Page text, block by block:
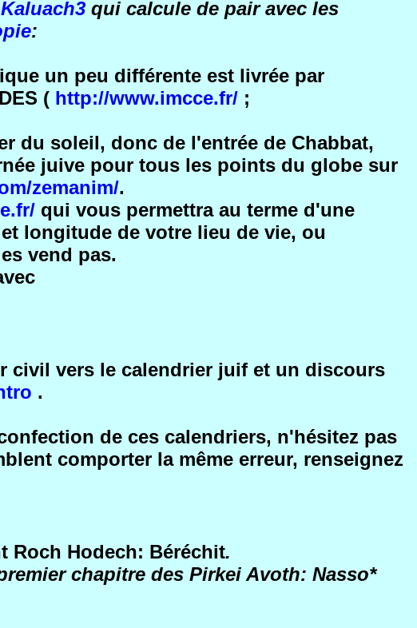
Kaluach3 qui calcule de pair avec les
:
un peu différente est livrée par
( http://www.imcce.fr/ ;
du soleil, donc de l'entrée de Chabbat,
juive pour tous les points du globe sur
zemanim/.
qui vous permettra au terme d'une
longitude de votre lieu de vie, ou
vend pas.
civil vers le calendrier juif et un discours
.
de ces calendriers, n'hésitez pas
comporter la même erreur, renseignez
Roch Hodech: Béréchit.
chapitre des Pirkei Avoth: Nasso*